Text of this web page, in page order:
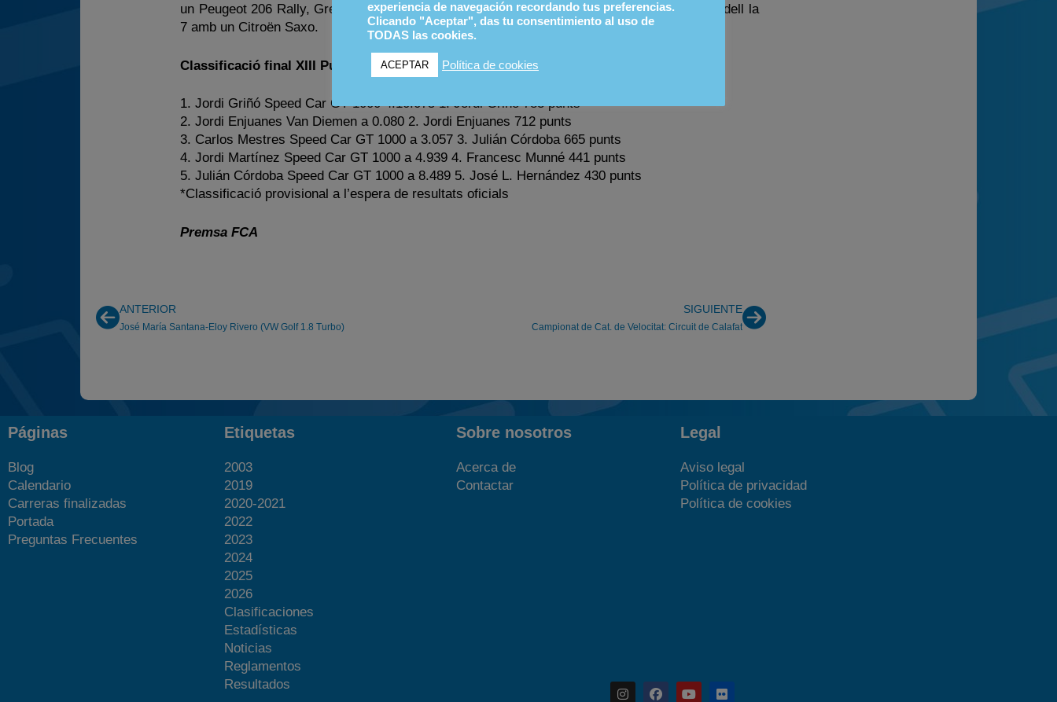
un Peugeot 206 Rally, Gregorio Berrenechea la 13 amb el seu Simca Rally, i Josep M. Paradell la
7 amb un Citroën Saxo.
Classificació final XIII Pujada a La Trona Classificacions Campionat*
1. Jordi Griñó Speed Car GT 1000 4.10.075 1. Jordi Griñó 783 punts
2. Jordi Enjuanes Van Diemen a 0.080 2. Jordi Enjuanes 712 punts
3. Carlos Mestres Speed Car GT 1000 a 3.057 3. Julián Córdoba 665 punts
4. Jordi Martínez Speed Car GT 1000 a 4.939 4. Francesc Munné 441 punts
5. Julián Córdoba Speed Car GT 1000 a 8.489 5. José L. Hernández 430 punts
*Classificació provisional a l’espera de resultats oficials
Premsa FCA
ANTERIOR
José María Santana-Eloy Rivero (VW Golf 1.8 Turbo)
SIGUIENTE
Campionat de Cat. de Velocitat: Circuit de Calafat
Páginas
Blog
Calendario
Carreras finalizadas
Portada
Preguntas Frecuentes
Etiquetas
2003
2019
2020-2021
2022
2023
2024
2025
2026
Clasificaciones
Estadísticas
Noticias
Reglamentos
Resultados
Sobre nosotros
Acerca de
Contactar
Legal
Aviso legal
Política de privacidad
Política de cookies
experiencia de navegación recordando tus preferencias.
Clicando "Aceptar", das tu consentimiento al uso de
TODAS las cookies.
ACEPTAR Política de cookies